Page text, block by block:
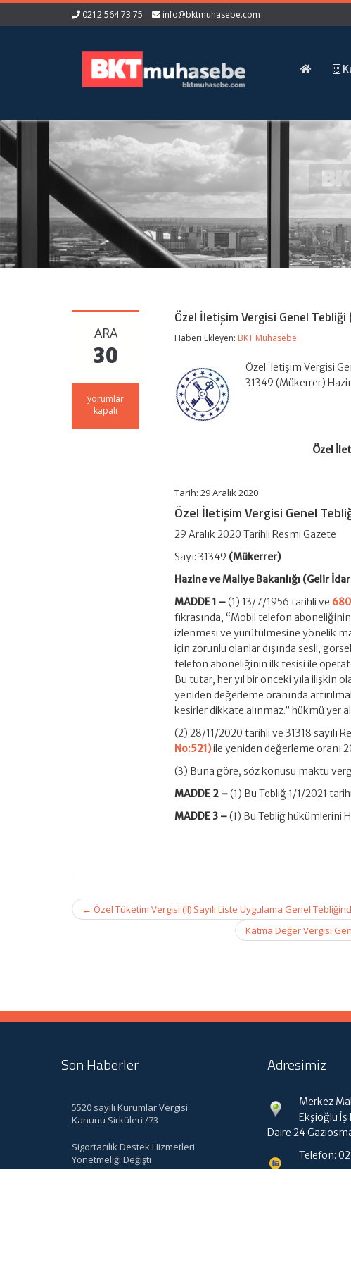
0212 564 73 75 info@bktmuhasebe.com
ARA
30
Özel
İletişim
yorumlar
kapalı
Özel İletişim Vergisi Genel Tebliği
Haberi Ekleyen: BKT Muhasebe
Özel İletişim Vergisi
31349 (Mükerrer)
Özel
Tarih: 29 Aralık 2020
Özel İletişim Vergisi Genel
29 Aralık 2020 Tarihli Resmi Gazete
Sayı: 31349 (Mükerrer)
Hazine ve Maliye Bakanlığı (Gelir
MADDE 1 –(1) 13/7/1956 tarihli ve
fıkrasında, “Mobil telefon
izlenmesi ve yürütülmesine yönelik
için zorunlu olanlar dışında sesli,
telefon aboneliğinin ilk tesisi ile
Bu tutar, her yıl bir önceki yıla ilişkin
yeniden değerleme oranında
kesirler dikkate alınmaz.” hükmü yer
(2) 28/11/2020 tarihli ve 31318 sayılı
No:521)ile yeniden değerleme oranı
(3) Buna göre, söz konusu maktu
MADDE 2 –(1) Bu Tebliğ 1/1/2021
MADDE 3 –(1) Bu Tebliğ hükümlerini
Post
navigation
← Özel Tüketim Vergisi (II) Sayılı Liste Uygulama Genel
Katma Değer Vergisi
Son Haberler
5520 sayılı Kurumlar Vergisi
Kanunu Sirküleri /73
Sigortacılık Destek Hizmetleri
Yönetmeliği Değişti
Adresimiz
Merkez
Ekşioğlu İş
Daire 24
Telefon: